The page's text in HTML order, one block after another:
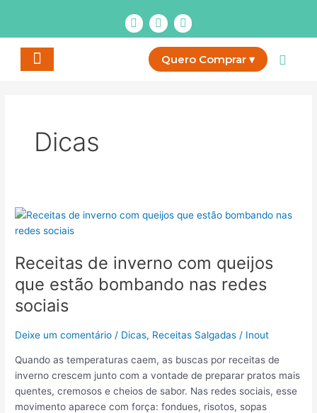
o
conteúdo
I
n
s
F
a
c
e
b
o
Y
o
u
u
b
Quero Comprar ▾
Dicas
Receitas de inverno com queijos
que estão bombando nas redes
sociais
Deixe um comentário / Dicas, Receitas Salgadas / Inout
Quando as temperaturas caem, as buscas por receitas de
inverno crescem junto com a vontade de preparar pratos mais
quentes, cremosos e cheios de sabor. Nas redes sociais, esse
movimento aparece com força: fondues, risotos, sopas
Receitas
de
com
que
estão
nas
redes
sociais